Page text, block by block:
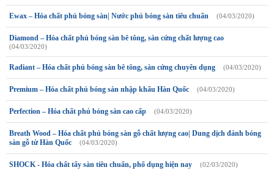
Ewax – Hóa chất phủ bóng sàn| Nước phủ bóng sàn tiêu chuẩn (04/03/2020)
Diamond – Hóa chất phủ bóng sàn bê tông, sàn cứng chất lượng cao
(04/03/2020)
Radiant – Hóa chất phủ bóng sàn bê tông, sàn cứng chuyên dụng (04/03/2020)
Premium – Hóa chất phủ bóng sàn nhập khẩu Hàn Quốc (04/03/2020)
Perfection – Hóa chất phủ bóng sàn cao cấp (04/03/2020)
Breath Wood – Hóa chất phủ bóng sàn gỗ chất lượng cao| Dung dịch đánh bóng
sàn gỗ từ Hàn Quốc
(04/03/2020)
SHOCK - Hóa chất tẩy sàn tiêu chuẩn, phổ dụng hiện nay (02/03/2020)